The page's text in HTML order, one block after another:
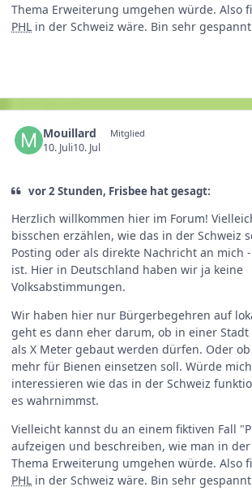
Thema Erweiterung umgehen würde. Also
PHL in der Schweiz wäre. Bin sehr
Mouillard Mitglied
10. Juli10. Jul
vor 2 Stunden, Frisbee hat gesagt:
Herzlich willkommen hier im Forum!
bisschen erzählen, wie das in der Schweiz
Posting oder als direkte Nachricht an mich
ist. Hier in Deutschland haben wir ja keine
Volksabstimmungen.
Wir haben hier nur Bürgerbegehren auf
geht es dann eher darum, ob in einer Stadt
als X Meter gebaut werden dürfen. Oder
mehr für Bienen einsetzen soll. Würde
interessieren wie das in der Schweiz
es wahrnimmst.
Vielleicht kannst du an einem fiktiven Fall
aufzeigen und beschreiben, wie man in
Thema Erweiterung umgehen würde. Also
PHL in der Schweiz wäre. Bin sehr